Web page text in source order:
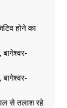
होने का
बागेश्वर-
बागेश्वर-
से तलाश रहे